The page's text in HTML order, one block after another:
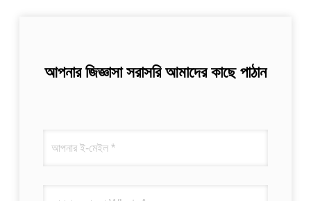
আপনার জিজ্ঞাসা সরাসরি আমাদের কাছে পাঠান